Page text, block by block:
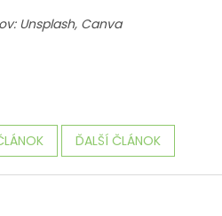
Unsplash, Canva
ĎALŠÍ ČLÁNOK